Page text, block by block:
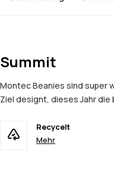
Summit
Montec Beanies sind super
Ziel designt, dieses Jahr die
Recycelt
Mehr